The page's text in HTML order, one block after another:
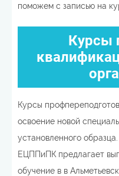
поможем с записью на
Курсы
Курсы
освоение новой
установленного
ЕЦППиПК предлагает
обучение в в